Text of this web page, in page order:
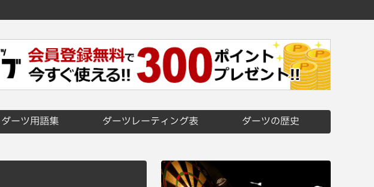
ダーツ用語集 ダーツレーティング表
ダーツの歴史